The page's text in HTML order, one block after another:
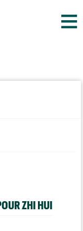
≡
ZHI HUI